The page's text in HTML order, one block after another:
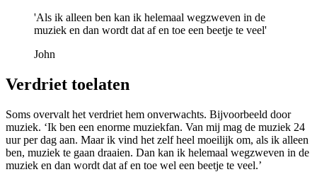
'Als ik alleen ben kan ik helemaal wegzweven in de
muziek en dan wordt dat af en toe een beetje te veel'
John
Verdriet toelaten
Soms overvalt het verdriet hem onverwachts. Bijvoorbeeld door
muziek. ‘Ik ben een enorme muziekfan. Van mij mag de muziek 24
uur per dag aan. Maar ik vind het zelf heel moeilijk om, als ik alleen
ben, muziek te gaan draaien. Dan kan ik helemaal wegzweven in de
muziek en dan wordt dat af en toe wel een beetje te veel.’